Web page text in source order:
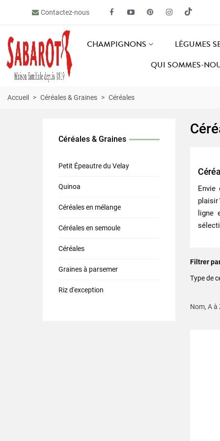
Contactez-nous
CHAMPIGNONS
LÉGUMES
QUI SOMMES-
Accueil > Céréales & Graines > Céréales
Céréales & Graines
Petit Épeautre du Velay
Quinoa
Céréales en mélange
Céréales en semoule
Céréales
Graines à parsemer
Riz d'exception
plaisir
ligne
Filtrer
Type de
Nom, A à